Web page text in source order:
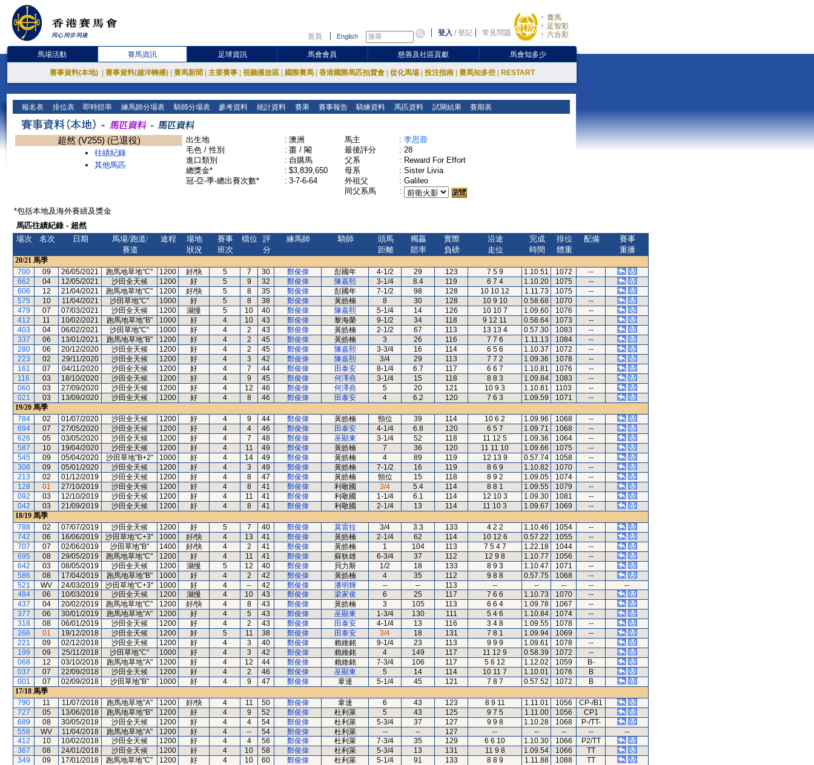
首頁 English 登入 /登記 常見問題
賽馬
足智彩
六合彩
馬場活動 賽馬資訊 足球資訊 馬會會員 慈善及社區貢獻 馬會知多少
賽事資料(本地) 賽事資料(越洋轉播) 賽馬新聞 主要賽事 視聽播放區 國際賽馬 香港國際馬匹拍賣會 從化馬場 投注指南 賽馬知多些 RESTART
報名表 排位表 即時賠率 練馬師分場表 騎師分場表 參考資料 統計資料 賽果 賽事報告 騎練資料 馬匹資料 試閘結果 賽期表
超然 (V255) (已退役)
往績紀錄
其他馬匹
出生地 : 澳洲
毛色 / 性別
: 棗 / 閹
進口類別
: 自購馬
總獎金*
: $3,839,650
冠-亞-季-總出賽次數*
: 3-7-6-64
馬主 : 李思蓉
最後評分
: 28
父系
: Reward For Effort
母系
: Sister Livia
外祖父
: Galileo
同父系馬
:
*包括本地及海外賽績及獎金
馬匹往績紀錄 - 超然
場次
名次 日期
馬場/跑道/
賽道
途程
場地
狀況
賽事
班次
檔位
評
分
練馬師 騎師
頭馬
距離
獨贏
賠率
實際
負磅
沿途
走位
完成
時間
排位
體重
配備
賽事
重播
20/21 馬季
700
09 26/05/2021 跑馬地草地"C" 1200 好/快 5 7 30 鄭俊偉 彭國年 4-1/2 29 123 7 5 9 1.10.51 1072
--
662
04 12/05/2021 沙田全天候 1200 好 5 9 32 鄭俊偉 陳嘉熙 3-1/4 8.4 119 6 7 4 1.10.20 1075
--
606
12 21/04/2021 跑馬地草地"C" 1200 好/快 5 8 35 鄭俊偉 彭國年 7-1/2 98 128 10 10 12 1.11.73 1075
--
575
10 11/04/2021 沙田草地"C" 1000 好 5 8 38 鄭俊偉 黃皓楠 8 30 128 10 9 10 0.58.68 1070
--
479
07 07/03/2021 沙田全天候 1200 濕慢 5 10 40 鄭俊偉 陳嘉熙 5-1/4 14 126 10 10 7 1.09.60 1076
--
412
11 10/02/2021 跑馬地草地"B" 1000 好 4 10 43 鄭俊偉 黎海榮 9-1/2 34 118 9 12 11 0.58.64 1073
--
403
04 06/02/2021 沙田草地"C" 1000 好 4 2 43 鄭俊偉 黃皓楠 2-1/2 67 113 13 13 4 0.57.30 1083
--
337
06 13/01/2021 跑馬地草地"B" 1200 好 4 2 45 鄭俊偉 黃皓楠 3 26 116 7 7 6 1.11.13 1084
--
280
06 20/12/2020 沙田全天候 1200 好 4 2 45 鄭俊偉 陳嘉熙 3-3/4 16 114 6 5 6 1.10.37 1072
--
223
02 29/11/2020 沙田全天候 1200 好 4 3 42 鄭俊偉 陳嘉熙 3/4 29 113 7 7 2 1.09.36 1078
--
161
07 04/11/2020 沙田全天候 1200 好 4 7 44 鄭俊偉 田泰安 8-1/4 6.7 117 6 6 7 1.10.81 1076
--
116
03 18/10/2020 沙田全天候 1200 好 4 9 45 鄭俊偉 何澤堯 3-1/4 15 118 8 8 3 1.09.84 1083
--
060
03 27/09/2020 沙田全天候 1200 好 4 12 46 鄭俊偉 何澤堯 5 20 121 10 9 3 1.10.81 1103
--
021
03 13/09/2020 沙田全天候 1200 好 4 8 46 鄭俊偉 田泰安 4 6.2 120 7 6 3 1.09.59 1071
--
19/20 馬季
784
02 01/07/2020 沙田全天候 1200 好 4 9 44 鄭俊偉 黃皓楠 頸位 39 114 10 6 2 1.09.96 1068
--
694
07 27/05/2020 沙田全天候 1200 好 4 4 46 鄭俊偉 田泰安 4-1/4 6.8 120 6 5 7 1.09.71 1068
--
626
05 03/05/2020 沙田全天候 1200 好 4 7 48 鄭俊偉 巫顯東 3-1/4 52 118 11 12 5 1.09.36 1064
--
587
10 19/04/2020 沙田全天候 1200 好 4 11 49 鄭俊偉 黃皓楠 7 36 120 11 11 10 1.09.66 1075
--
545
09 05/04/2020 沙田草地"B+2" 1000 好 4 14 49 鄭俊偉 黃皓楠 4 89 119 12 13 9 0.57.74 1058
--
308
09 05/01/2020 沙田全天候 1200 好 4 3 49 鄭俊偉 黃皓楠 7-1/2 16 119 8 6 9 1.10.82 1070
--
213
02 01/12/2019 沙田全天候 1200 好 4 8 47 鄭俊偉 黃皓楠 頸位 15 118 8 9 2 1.09.05 1074
--
128
01 27/10/2019 沙田全天候 1200 好 4 8 41 鄭俊偉 利敬國 3/4 5.4 114 8 8 1 1.09.55 1079
--
092
03 12/10/2019 沙田全天候 1200 好 4 11 41 鄭俊偉 利敬國 1-1/4 6.1 114 12 10 3 1.09.30 1081
--
042
03 21/09/2019 沙田全天候 1200 好 4 8 41 鄭俊偉 利敬國 2-1/4 13 114 11 10 3 1.09.67 1069
--
18/19 馬季
788
02 07/07/2019 沙田全天候 1200 好 5 7 40 鄭俊偉 莫雷拉 3/4 3.3 133 4 2 2 1.10.46 1054
--
742
06 16/06/2019 沙田草地"C+3" 1000 好/快 4 13 41 鄭俊偉 黃皓楠 2-1/4 62 114 10 12 6 0.57.22 1055
--
707
07 02/06/2019 沙田草地"B" 1400 好/快 4 2 41 鄭俊偉 黃皓楠 1 104 113 7 5 4 7 1.22.18 1044
--
695
08 29/05/2019 跑馬地草地"C" 1200 好 4 11 41 鄭俊偉 蘇狄雄 6-3/4 37 112 12 9 8 1.10.77 1056
--
642
03 08/05/2019 沙田全天候 1200 濕慢 5 12 40 鄭俊偉 貝力斯 1/2 18 133 8 9 3 1.10.47 1071
--
586
08 17/04/2019 跑馬地草地"B" 1000 好 4 2 42 鄭俊偉 黃皓楠 4 35 112 9 8 8 0.57.75 1068
--
521
WV 24/03/2019 沙田草地"C+3" 1000 好 4 -- 42 鄭俊偉 潘明輝 -- -- 113 -- -- -- --
--
484
06 10/03/2019 沙田全天候 1200 濕慢 4 10 43 鄭俊偉 梁家俊 6 25 117 7 6 6 1.10.73 1070
--
437
04 20/02/2019 跑馬地草地"C" 1200 好/快 4 8 43 鄭俊偉 黃皓楠 3 105 113 6 6 4 1.09.78 1067
--
377
06 30/01/2019 跑馬地草地"A" 1200 好 4 5 43 鄭俊偉 巫顯東 1-3/4 130 111 5 4 6 1.10.84 1074
--
318
08 06/01/2019 沙田全天候 1200 好 4 2 43 鄭俊偉 田泰安 4-1/4 13 116 3 4 8 1.09.55 1078
--
266
01 19/12/2018 沙田全天候 1200 好 5 11 38 鄭俊偉 田泰安 3/4 18 131 7 8 1 1.09.94 1069
--
221
09 02/12/2018 沙田全天候 1200 好 4 3 40 鄭俊偉 賴維銘 9-1/4 23 113 9 9 9 1.09.61 1078
--
199
09 25/11/2018 沙田草地"C" 1000 好 4 3 42 鄭俊偉 賴維銘 4 149 117 11 12 9 0.58.39 1072
--
068
12 03/10/2018 跑馬地草地"A" 1200 好 4 12 44 鄭俊偉 賴維銘 7-3/4 106 117 5 6 12 1.12.02 1059
B-
037
07 22/09/2018 沙田全天候 1200 好 4 2 46 鄭俊偉 巫顯東 5 14 114 10 11 7 1.10.01 1076
B
001
07 02/09/2018 沙田草地"B" 1000 好 4 9 47 鄭俊偉 韋達 5-1/4 45 121 7 8 7 0.57.52 1072
B
17/18 馬季
790
11 11/07/2018 跑馬地草地"A" 1200 好/快 4 11 50 鄭俊偉 韋達 6 43 123 8 9 11 1.11.01 1056
CP-/B1
727
05 13/06/2018 跑馬地草地"B" 1200 好 4 9 52 鄭俊偉 杜利萊 5 43 125 9 7 5 1.11.00 1056
CP1
689
08 30/05/2018 沙田全天候 1200 好 4 4 54 鄭俊偉 杜利萊 5-3/4 37 127 9 9 8 1.10.28 1068
P-/TT-
558
WV 11/04/2018 跑馬地草地"A" 1200 好 4 -- 54 鄭俊偉 杜利萊 -- -- 127 -- -- -- --
--
412
10 10/02/2018 沙田全天候 1200 好 4 4 56 鄭俊偉 杜利萊 7-3/4 35 129 6 6 10 1.10.30 1066
P2/TT
367
08 24/01/2018 沙田全天候 1200 好 4 10 58 鄭俊偉 杜利萊 5-3/4 13 131 11 9 8 1.09.54 1066
TT
349
09 17/01/2018 跑馬地草地"C" 1200 好 4 10 60 鄭俊偉 杜利萊 5-1/4 91 133 8 8 9 1.11.88 1088
TT